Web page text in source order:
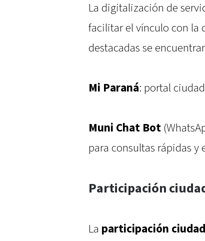
La digitalización de
facilitar el vínculo con la
destacadas se
Mi Paraná: portal
Muni Chat Bot
para consultas rápidas y
Participación
La participación